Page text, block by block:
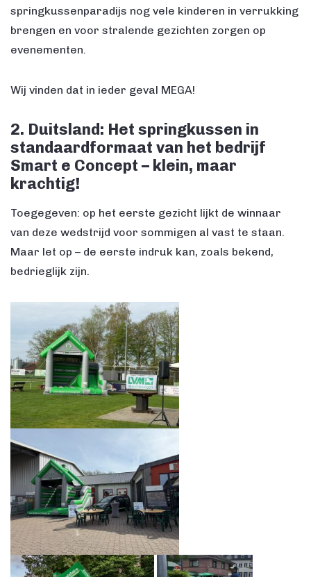
springkussenparadijs nog vele kinderen in verrukking
brengen en voor stralende gezichten zorgen op
evenementen.
Wij vinden dat in ieder geval MEGA!
2. Duitsland: Het springkussen in
standaardformaat van het bedrijf
Smart e Concept – klein, maar
krachtig!
Toegegeven: op het eerste gezicht lijkt de winnaar
van deze wedstrijd voor sommigen al vast te staan.
Maar let op – de eerste indruk kan, zoals bekend,
bedrieglijk zijn.